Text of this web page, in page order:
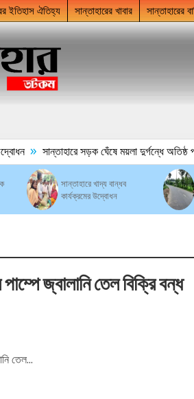
ইতিহাস ঐতিহ্য সান্তাহারের খাবার সান্তাহারের
» সান্তাহারে সড়ক ঘেঁষে ময়লা দুর্গন্ধে অতিষ্ঠ
সান্তাহারে খাদ্য বান্ধব
কার্যক্রমের উদ্বোধন
জ্বালানি তেল বিক্রি বন্ধ
তেল...